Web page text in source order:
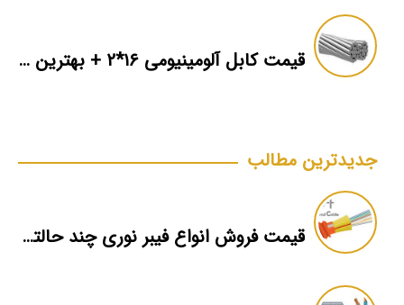
قیمت کابل آلومینیومی ۱۶*۲ + بهترین برند بازار + اطلاعات فنی
جدیدترین مطالب
قیمت فروش انواع فیبر نوری چند حالته شهید قندی یزد